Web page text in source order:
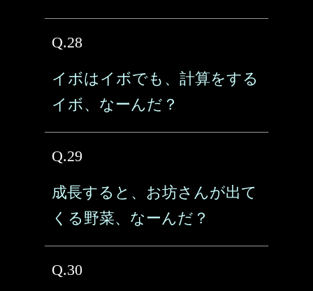
Q.28
イボはイボでも、計算をする
イボ、なーんだ？
Q.29
成長すると、お坊さんが出て
くる野菜、なーんだ？
Q.30